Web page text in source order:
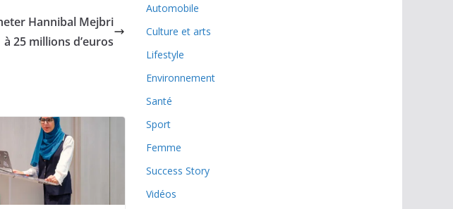
Hannibal Mejbri
à 25 millions d’euros
Automobile
Culture et arts
Lifestyle
Environnement
Santé
Sport
Femme
Success Story
Vidéos